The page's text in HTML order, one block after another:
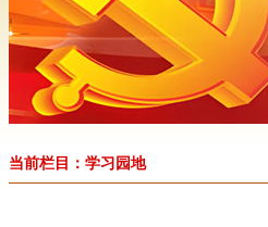
当前栏目：学习园地